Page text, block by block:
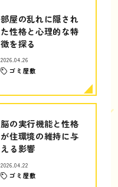
部屋の乱れに隠され
た性格と心理的な特
徴を探る
2026.04.26
ゴミ屋敷
脳の実行機能と性格
が住環境の維持に与
える影響
2026.04.22
ゴミ屋敷